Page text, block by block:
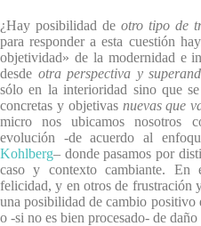
¿Hay posibilidad de otro tipo de
para responder a esta cuestión
objetividad» de la modernidad e
desde otra perspectiva y
sólo en la interioridad sino que
concretas y objetivas nuevas que
micro nos ubicamos nosotros
evolución -de acuerdo al
Kohlberg– donde pasamos por
caso y contexto cambiante.
felicidad, y en otros de frustración
una posibilidad de cambio positivo
o -si no es bien procesado- de